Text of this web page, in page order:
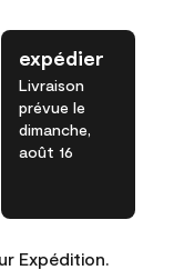
expédier
Livraison
prévue le
dimanche,
août 16
Expédition.